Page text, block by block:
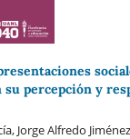
percepción y
Jorge Alfredo